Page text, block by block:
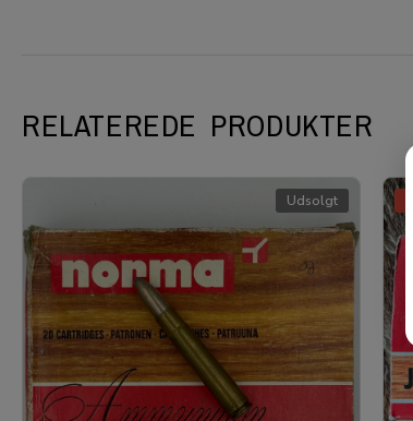
RELATEREDE PRODUKTER
Udsolgt